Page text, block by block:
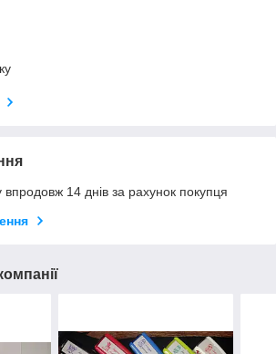
14 днів за рахунок покупця